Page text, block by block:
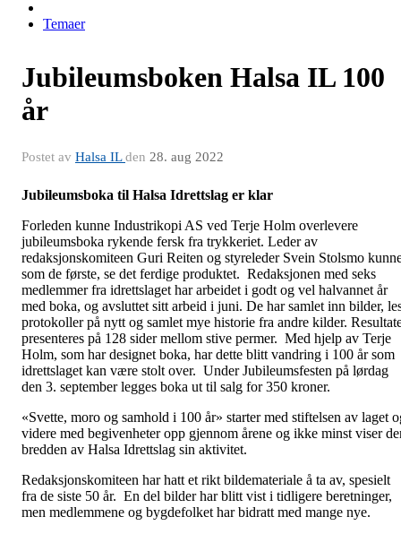
Temaer
Jubileumsboken Halsa IL 100
år
Postet av Halsa ILden 28. aug 2022
Jubileumsboka til Halsa Idrettslag er klar
Forleden kunne Industrikopi AS ved Terje Holm overlevere
jubileumsboka rykende fersk fra trykkeriet. Leder av
redaksjonskomiteen Guri Reiten og styreleder Svein Stolsmo
som de første, se det ferdige produktet. Redaksjonen med seks
medlemmer fra idrettslaget har arbeidet i godt og vel halvannet år
med boka, og avsluttet sitt arbeid i juni. De har samlet inn bilder,
protokoller på nytt og samlet mye historie fra andre kilder.
presenteres på 128 sider mellom stive permer. Med hjelp av Terje
Holm, som har designet boka, har dette blitt vandring i 100 år som
idrettslaget kan være stolt over. Under Jubileumsfesten på lørdag
den 3. september legges boka ut til salg for 350 kroner.
«Svette, moro og samhold i 100 år» starter med stiftelsen av laget
videre med begivenheter opp gjennom årene og ikke minst viser
bredden av Halsa Idrettslag sin aktivitet.
Redaksjonskomiteen har hatt et rikt bildemateriale å ta av, spesielt
fra de siste 50 år. En del bilder har blitt vist i tidligere beretninger,
men medlemmene og bygdefolket har bidratt med mange nye.